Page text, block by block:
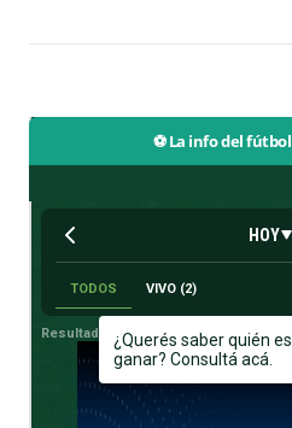
⚽ La info del fútbol